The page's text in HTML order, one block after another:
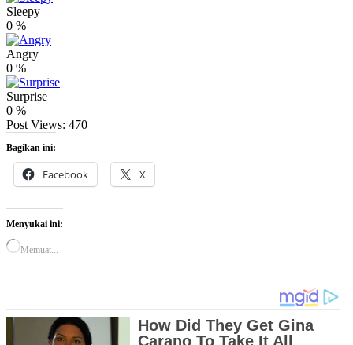
Sleepy
0 %
Angry
0 %
Surprise
0 %
Post Views: 470
Bagikan ini:
Facebook X
Menyukai ini:
Memuat...